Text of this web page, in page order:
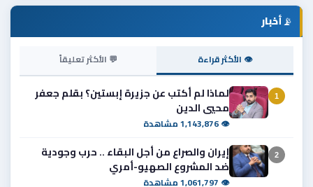
📡أخبار
👁 الأكثر قراءة 💬 الأكثر تعليقاً
1
لماذا لم أكتب عن جزيرة إبستين؟ بقلم جعفر
محيي الدين
👁 1,143,876 مشاهدة
2
إيران والصراع من أجل البقاء .. حرب وجودية
ضد المشروع الصهيو-أمري
👁 1,061,797 مشاهدة